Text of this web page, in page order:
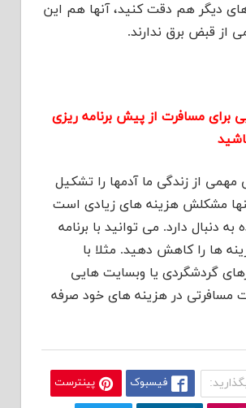
دیگر هم دقت کنید، آنها هم این
از قبض برق ندارند.
برای مسافرت از پیش برنامه ریزی
از زندگی ما آدمها را تشکیل
مشکلش هزینه های زیادی است
به دنبال دارد. می توانید با برنامه
ها را کاهش دهید. مثلا با
گردشگردی یا وبسایت هایی
مسافرتی در هزینه های خود صرفه
فیسبوک پینترست